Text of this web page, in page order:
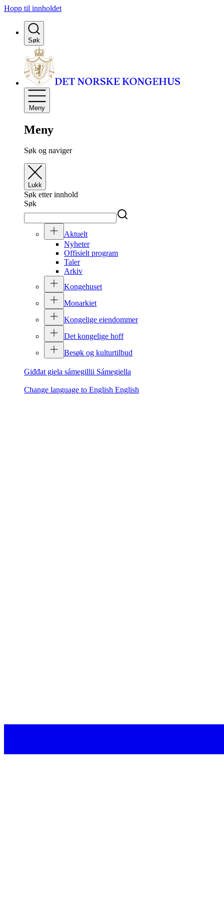
Hopp til innholdet
Søk
Meny
Meny
Søk og naviger
Lukk
Søk etter innhold
Søk
Aktuelt
Nyheter
Offisielt program
Taler
Arkiv
Kongehuset
Monarkiet
Kongelige eiendommer
Det kongelige hoff
Besøk og kulturtilbud
Giđđat giela sámegillii Sámegiella
Change language to English English